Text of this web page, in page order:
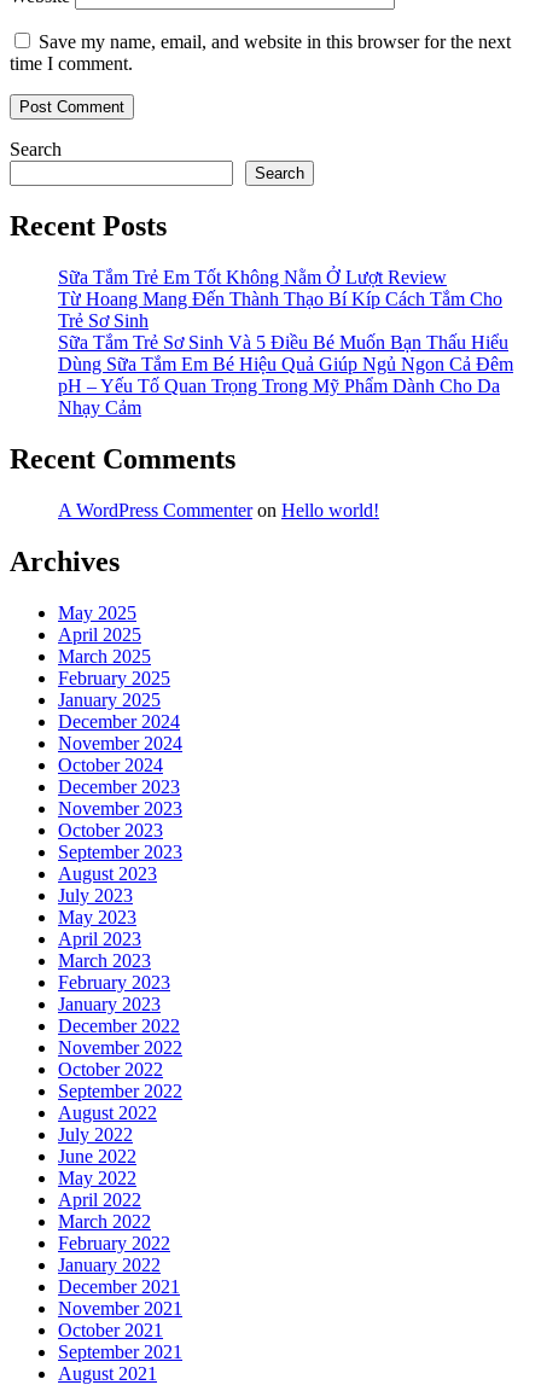
Save my name, email, and website in this browser for the next
time I comment.
Search
Search
Recent Posts
Sữa Tắm Trẻ Em Tốt Không Nằm Ở Lượt Review
Từ Hoang Mang Đến Thành Thạo Bí Kíp Cách Tắm Cho
Trẻ Sơ Sinh
Sữa Tắm Trẻ Sơ Sinh Và 5 Điều Bé Muốn Bạn Thấu Hiểu
Dùng Sữa Tắm Em Bé Hiệu Quả Giúp Ngủ Ngon Cả Đêm
pH – Yếu Tố Quan Trọng Trong Mỹ Phẩm Dành Cho Da
Nhạy Cảm
Recent Comments
A WordPress Commenteron Hello world!
Archives
May 2025
April 2025
March 2025
February 2025
January 2025
December 2024
November 2024
October 2024
December 2023
November 2023
October 2023
September 2023
August 2023
July 2023
May 2023
April 2023
March 2023
February 2023
January 2023
December 2022
November 2022
October 2022
September 2022
August 2022
July 2022
June 2022
May 2022
April 2022
March 2022
February 2022
January 2022
December 2021
November 2021
October 2021
September 2021
August 2021